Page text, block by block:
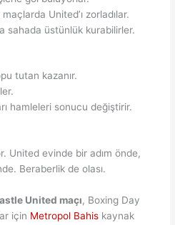
maçlarda United’ı zorladılar.
sahada üstünlük kurabilirler.
tutan kazanır.
hamleleri sonucu değiştirir.
United evinde bir adım önde,
Beraberlik de olası.
United maçı, Boxing Day
için Metropol Bahis kaynak